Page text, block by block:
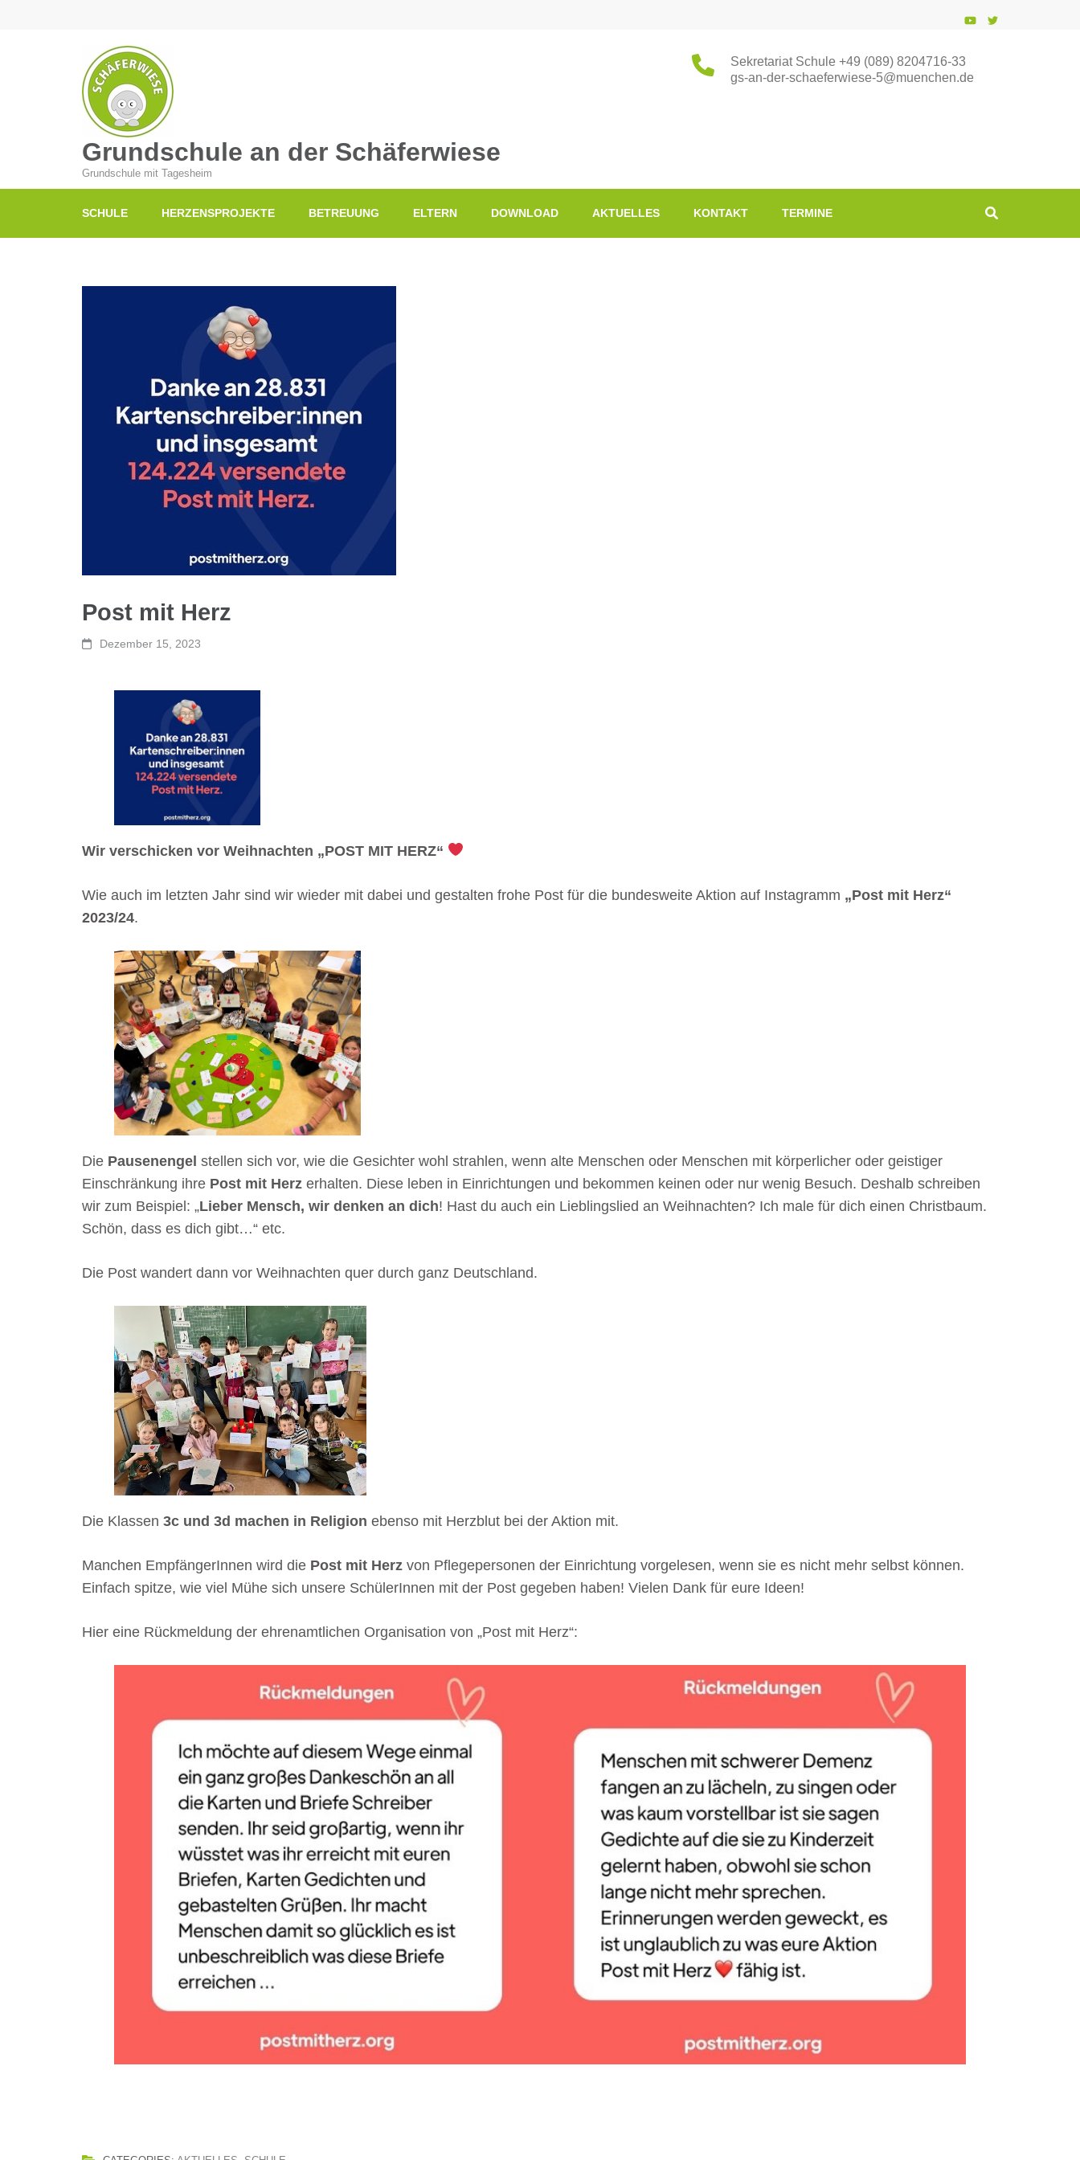
Grundschule an der Schäferwiese
Grundschule mit Tagesheim
Sekretariat Schule +49 (089) 8204716-33
gs-an-der-schaeferwiese-5@muenchen.de
SCHULE HERZENSPROJEKTE BETREUUNG ELTERN DOWNLOAD AKTUELLES KONTAKT TERMINE
Post mit Herz
Dezember 15, 2023
Wir verschicken vor Weihnachten „POST MIT HERZ“
Wie auch im letzten Jahr sind wir wieder mit dabei und gestalten frohe Post für die bundesweite Aktion auf Instagramm „Post mit Herz“
2023/24.
Die Pausenengel stellen sich vor, wie die Gesichter wohl strahlen, wenn alte Menschen oder Menschen mit körperlicher oder geistiger
Einschränkung ihre Post mit Herz erhalten. Diese leben in Einrichtungen und bekommen keinen oder nur wenig Besuch. Deshalb schreiben
wir zum Beispiel: „Lieber Mensch, wir denken an dich! Hast du auch ein Lieblingslied an Weihnachten? Ich male für dich einen Christbaum.
Schön, dass es dich gibt…“ etc.
Die Post wandert dann vor Weihnachten quer durch ganz Deutschland.
Die Klassen 3c und 3d machen in Religion ebenso mit Herzblut bei der Aktion mit.
Manchen EmpfängerInnen wird die Post mit Herz von Pflegepersonen der Einrichtung vorgelesen, wenn sie es nicht mehr selbst können.
Einfach spitze, wie viel Mühe sich unsere SchülerInnen mit der Post gegeben haben! Vielen Dank für eure Ideen!
Hier eine Rückmeldung der ehrenamtlichen Organisation von „Post mit Herz“: